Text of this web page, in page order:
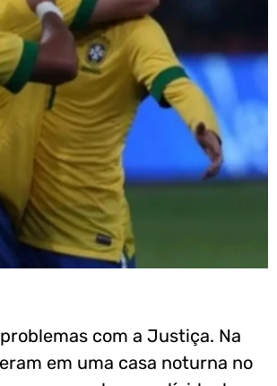
com a Justiça. Na
em uma casa noturna no